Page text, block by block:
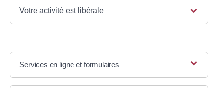
Votre activité est libérale
Services en ligne et formulaires